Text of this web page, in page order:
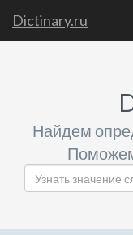
Dictinary.ru
Найдем